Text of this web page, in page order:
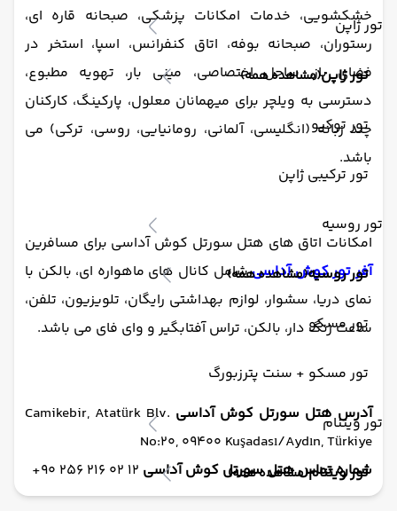
تور ژاپن
تور ژاپن(مشاهده همه)
تور توکیو
تور ترکیبی ژاپن
تور روسیه
تور روسیه(مشاهده همه)
تور مسکو
تور مسکو + سنت پترزبورگ
تور ویتنام
تور ویتنام(مشاهده همه)
خشکشویی، خدمات امکانات پزشکی، صبحانه قاره ای،
رستوران، صبحانه بوفه، اتاق کنفرانس، اسپا، استخر در
فضای باز، ساحل اختصاصی، مینی بار، تهویه مطبوع،
دسترسی به ویلچر برای میهمانان معلول، پارکینگ، کارکنان
چند زبانه (انگلیسی، آلمانی، رومانیایی، روسی، ترکی) می
باشد.
امکانات اتاق های هتل سورتل کوش آداسی برای مسافرین
آفر تور کوش آداسیشامل کانال های ماهواره ای، بالکن با
نمای دریا، سشوار، لوازم بهداشتی رایگان، تلویزیون، تلفن،
ساعت زنگ دار، بالکن، تراس آفتابگیر و وای فای می باشد.
آدرس هتل سورتل کوش آداسی Camikebir, Atatürk Blv.
No:20, 09400 Kuşadası/Aydın, Türkiye
شماره تماس هتل سورتل کوش آداسی